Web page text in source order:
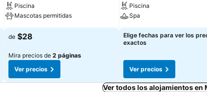
Piscina
Mascotas permitidas
de $28
Mira precios de 2 páginas
Ver precios
Piscina
Spa
Elige fechas para ver los
exactos
Ver precios
Ver todos los alojamientos en